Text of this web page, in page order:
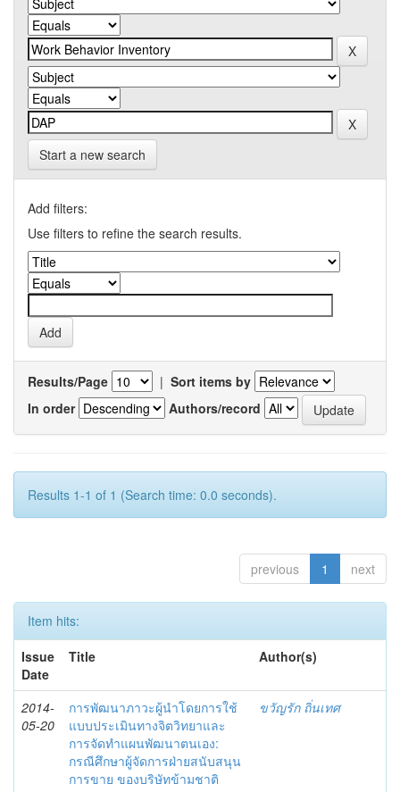
Start a new search
Add filters:
Use filters to refine the search results.
Results/Page | Sort items by
In order
Authors/record
Results 1-1 of 1 (Search time: 0.0 seconds).
previous 1 next
Item hits:
Issue
Date
Title Author(s)
2014-
05-20
การพัฒนาภาวะผู้นำโดยการใช้
แบบประเมินทางจิตวิทยาและ
การจัดทำแผนพัฒนาตนเอง:
กรณีศึกษาผู้จัดการฝ่ายสนับสนุน
การขาย ของบริษัทข้ามชาติ
ขวัญรัก ถิ่นเทศ